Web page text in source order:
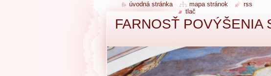
FARNOSŤ POVÝŠENIA
úvodná stránka mapa stránok
rss
tlač